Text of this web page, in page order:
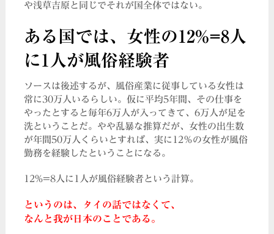
や浅草吉原と同じでそれが国全体ではない。
ある国では、女性の12%=8人
に1人が風俗経験者
ソースは後述するが、風俗産業に従事している女性は
常に30万人いるらしい。仮に平均5年間、その仕事を
やったとすると毎年6万人が入ってきて、6万人が足を
洗ということだ。やや乱暴な推算だが、女性の出生数
が年間50万人くらいとすれば、実に12％の女性が風俗
勤務を経験したということになる。
12%=8人に1人が風俗経験者という計算。
というのは、タイの話ではなくて、
なんと我が日本のことである。